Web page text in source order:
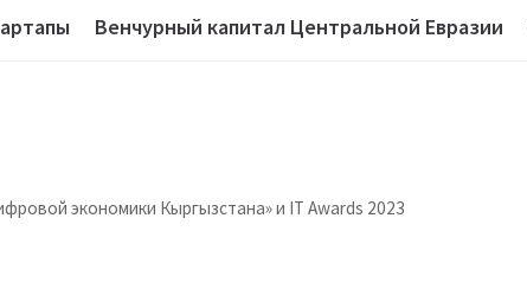
Венчурный капитал Центральной Евразии
экономики Кыргызстана» и IT Awards 2023